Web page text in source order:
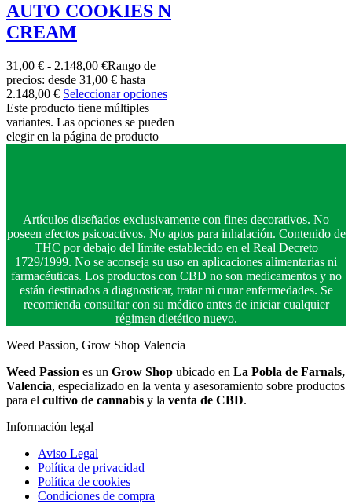
AUTO COOKIES N
CREAM
31,00 € - 2.148,00 €Rango de
precios: desde 31,00 € hasta
2.148,00 € Seleccionar opciones
Este producto tiene múltiples
variantes. Las opciones se pueden
elegir en la página de producto
Artículos diseñados exclusivamente con fines decorativos. No
poseen efectos psicoactivos. No aptos para inhalación. Contenido de
THC por debajo del límite establecido en el Real Decreto
1729/1999. No se aconseja su uso en aplicaciones alimentarias ni
farmacéuticas. Los productos con CBD no son medicamentos y no
están destinados a diagnosticar, tratar ni curar enfermedades. Se
recomienda consultar con su médico antes de iniciar cualquier
régimen dietético nuevo.
Weed Passion, Grow Shop Valencia
Weed Passion es un Grow Shop ubicado en La Pobla de Farnals,
Valencia, especializado en la venta y asesoramiento sobre productos
para el cultivo de cannabis y la venta de CBD.
Información legal
Aviso Legal
Política de privacidad
Política de cookies
Condiciones de compra